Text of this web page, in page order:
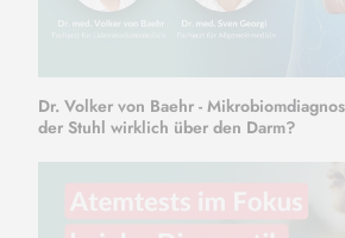
Dr. Volker von Baehr -
der Stuhl wirklich über den Darm?